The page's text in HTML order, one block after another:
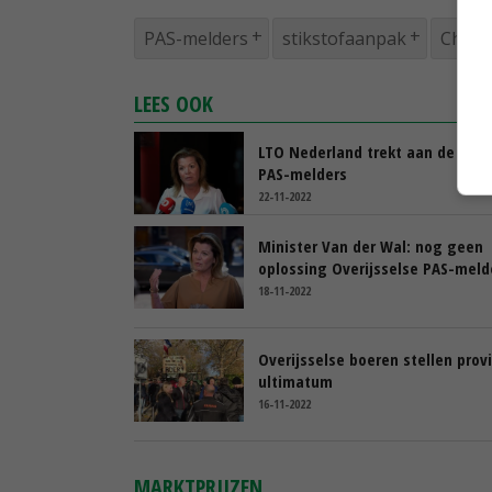
PAS-melders stikstofaanpak
LEES OOK
LTO Nederland trekt aan de bel
PAS-melders
22-11-2022
Minister Van der Wal: nog geen
oplossing Overijsselse PAS-
18-11-2022
Overijsselse boeren stellen
ultimatum
16-11-2022